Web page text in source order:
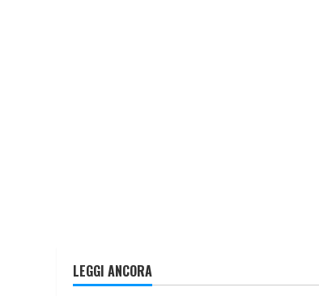
LEGGI ANCORA